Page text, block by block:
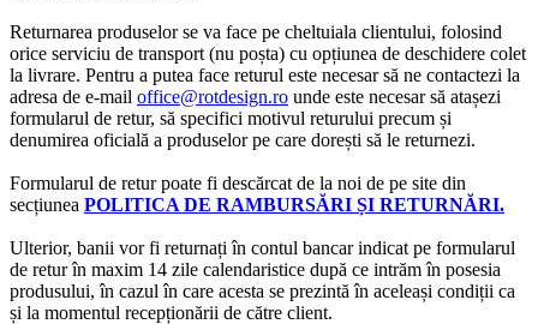
Returnarea produselor se va face pe cheltuiala clientului, folosind
orice serviciu de transport (nu poșta) cu opțiunea de deschidere colet
la livrare. Pentru a putea face returul este necesar să ne contactezi la
adresa de e-mail office@rotdesign.ro unde este necesar să atașezi
formularul de retur, să specifici motivul returului precum și
denumirea oficială a produselor pe care dorești să le returnezi.
Formularul de retur poate fi descărcat de la noi de pe site din
secțiunea POLITICA DE RAMBURSĂRI ȘI RETURNĂRI.
Ulterior, banii vor fi returnați în contul bancar indicat pe formularul
de retur în maxim 14 zile calendaristice după ce intrăm în posesia
produsului, în cazul în care acesta se prezintă în aceleași condiții ca
și la momentul recepționării de către client.